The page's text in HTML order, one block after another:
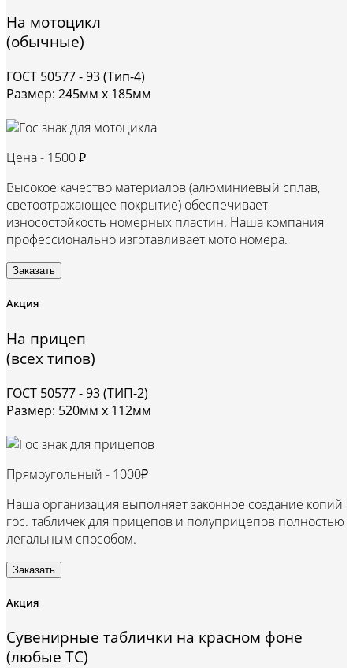
На мотоцикл
(обычные)
ГОСТ 50577 - 93 (Тип-4)
Размер: 245мм х 185мм
Цена - 1500 ₽
Высокое качество материалов (алюминиевый сплав,
светоотражающее покрытие) обеспечивает
износостойкость номерных пластин. Наша компания
профессионально изготавливает мото номера.
Заказать
Акция
На прицеп
(всех типов)
ГОСТ 50577 - 93 (ТИП-2)
Размер: 520мм х 112мм
Прямоугольный - 1000₽
Наша организация выполняет законное создание копий
гос. табличек для прицепов и полуприцепов полностью
легальным способом.
Заказать
Акция
Сувенирные таблички на красном фоне
(любые ТС)